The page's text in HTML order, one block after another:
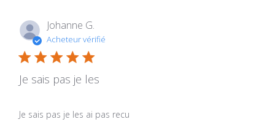
Johanne G.
Acheteur vérifié
Je sais pas je les
Je sais pas je les ai pas recu